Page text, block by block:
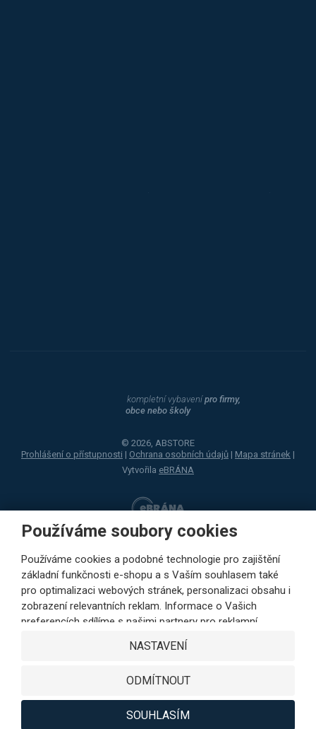
Používáme soubory cookies
Používáme cookies a podobné technologie pro zajištění
základní funkčnosti e-shopu a s Vaším souhlasem také
pro optimalizaci webových stránek, personalizaci obsahu i
zobrazení relevantních reklam. Informace o Vašich
preferencích sdílíme s našimi partnery pro reklamní,
sociální sítě i podrobné analýzy pouze s Vaším souhlasem.
Partneři mohou tyto údaje v rámci personalizace reklamy
využívání jejich služeb. Kliknutím na tlačítko SOUHLASÍM
vyjádříte Váš souhlas s ukládáním cookies k výkonovým,
funkčním a marketingovým účelům a s předáváním údajů o
NASTAVENÍ
ODMÍTNOUT
SOUHLASÍM
kompletní vybavenípro firmy,
obce nebo školy
© 2026, ABSTORE
Prohlášení o přístupnosti | Ochrana osobních údajů | Mapa stránek |
Vytvořila eBRÁNA